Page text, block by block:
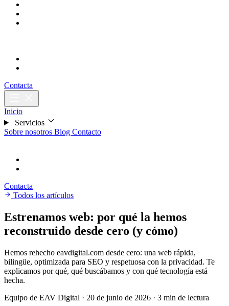
Contacta
Inicio
Servicios
Sobre nosotros Blog Contacto
Contacta
Todos los artículos
Estrenamos web: por qué la hemos
reconstruido desde cero (y cómo)
Hemos rehecho eavdigital.com desde cero: una web rápida,
bilingüe, optimizada para SEO y respetuosa con la privacidad. Te
explicamos por qué, qué buscábamos y con qué tecnología está
hecha.
Equipo de EAV Digital · 20 de junio de 2026 · 3 min de lectura